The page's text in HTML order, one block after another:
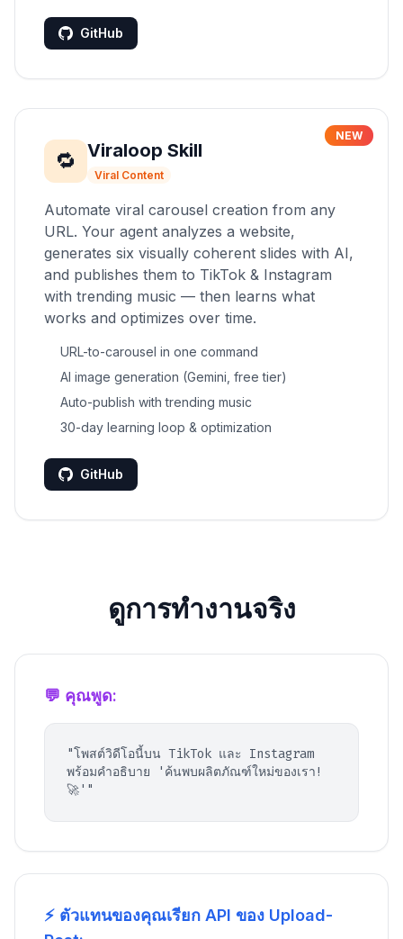
GitHub
NEW
🔁 Viraloop Skill
Viral Content
Automate viral carousel creation from any
URL. Your agent analyzes a website,
generates six visually coherent slides with AI,
and publishes them to TikTok & Instagram
with trending music — then learns what
works and optimizes over time.
URL-to-carousel in one command
AI image generation (Gemini, free tier)
Auto-publish with trending music
30-day learning loop & optimization
GitHub
ดูการทำงานจริง
💬 คุณพูด:
"โพสต์วิดีโอนี้บน TikTok และ Instagram
พร้อมคำอธิบาย 'ค้นพบผลิตภัณฑ์ใหม่ของเรา!
🚀'"
⚡ ตัวแทนของคุณเรียก API ของ Upload-